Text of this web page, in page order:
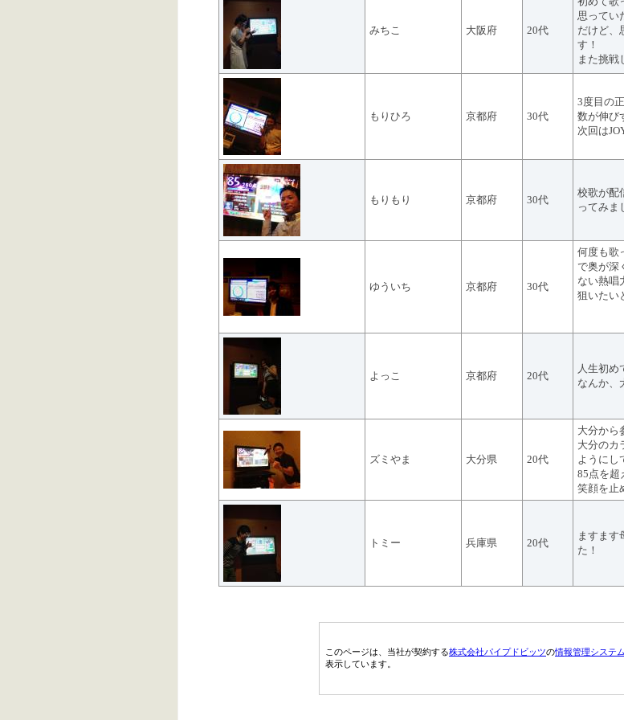
みちこ 大阪府 20代
思ってい
だけど、
す！
また挑戦
もりひろ 京都府 30代
3度目の
数が伸び
次回は
もりもり 京都府 30代
校歌が配
ってみま
ゆういち 京都府 30代
何度も歌
で奥が深
ない熱唱
狙いた
よっこ 京都府 20代
人生初め
なんか、
ズミやま 大分県 20代
大分から
大分のカ
ようにし
85点を超
笑顔を止
トミー 兵庫県 20代
ますます
た！
このページは、当社が契約する株式会社パイプドビッツの情報管理システ
表示しています。